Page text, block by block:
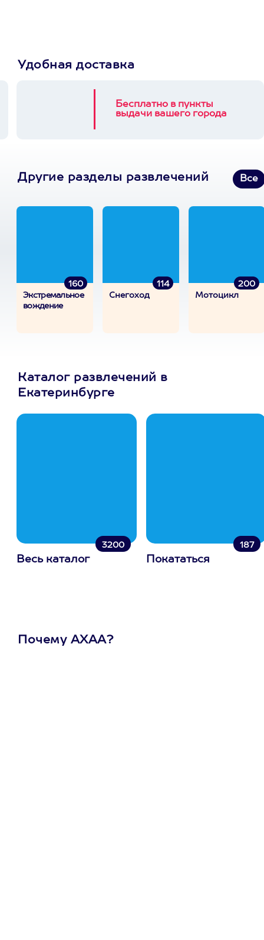
Удобная доставка
Бесплатно в пункты
выдачи вашего города
Другие разделы развлечений Все
160
Экстремальное
вождение
114
Снегоход
200
Мотоцикл
Каталог развлечений в
Екатеринбурге
3200
Весь каталог
187
Покататься
Почему АХАА?